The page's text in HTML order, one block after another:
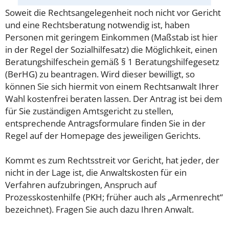
Soweit die Rechtsangelegenheit noch nicht vor Gericht
und eine Rechtsberatung notwendig ist, haben
Personen mit geringem Einkommen (Maßstab ist hier
in der Regel der Sozialhilfesatz) die Möglichkeit, einen
Beratungshilfeschein gemäß § 1 Beratungshilfegesetz
(BerHG) zu beantragen. Wird dieser bewilligt, so
können Sie sich hiermit von einem Rechtsanwalt Ihrer
Wahl kostenfrei beraten lassen. Der Antrag ist bei dem
für Sie zuständigen Amtsgericht zu stellen,
entsprechende Antragsformulare finden Sie in der
Regel auf der Homepage des jeweiligen Gerichts.
Kommt es zum Rechtsstreit vor Gericht, hat jeder, der
nicht in der Lage ist, die Anwaltskosten für ein
Verfahren aufzubringen, Anspruch auf
Prozesskostenhilfe (PKH; früher auch als „Armenrecht“
bezeichnet). Fragen Sie auch dazu Ihren Anwalt.